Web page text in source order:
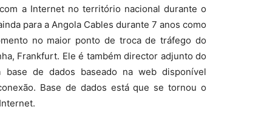
a Internet no território nacional durante o
para a Angola Cables durante 7 anos como
no maior ponto de troca de tráfego do
Frankfurt. Ele é também director adjunto do
base de dados baseado na web disponível
Base de dados está que se tornou o